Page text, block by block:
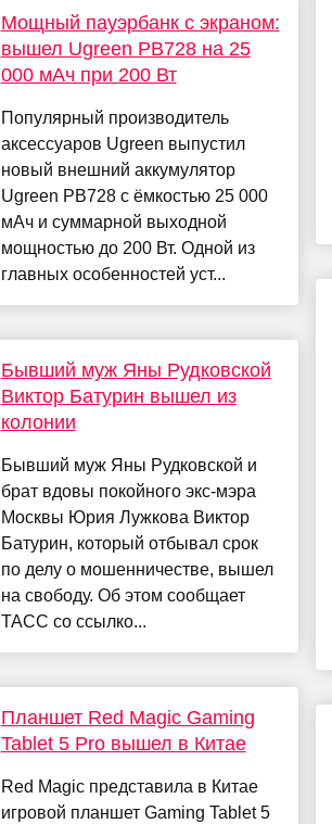
Мощный пауэрбанк с экраном:
вышел Ugreen PB728 на 25
000 мАч при 200 Вт
Популярный производитель
аксессуаров Ugreen выпустил
новый внешний аккумулятор
Ugreen PB728 с ёмкостью 25 000
мАч и суммарной выходной
мощностью до 200 Вт. Одной из
главных особенностей уст...
Бывший муж Яны Рудковской
Виктор Батурин вышел из
колонии
Бывший муж Яны Рудковской и
брат вдовы покойного экс-мэра
Москвы Юрия Лужкова Виктор
Батурин, который отбывал срок
по делу о мошенничестве, вышел
на свободу. Об этом сообщает
ТАСС со ссылко...
Планшет Red Magic Gaming
Tablet 5 Pro вышел в Китае
Red Magic представила в Китае
игровой планшет Gaming Tablet 5